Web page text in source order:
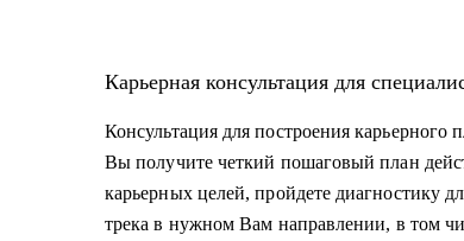
• Проведу репетицию собеседования,
маркетинга и выстроить коммуникации с
Кому могу помочь:
• Всем, кто хочет сменить карьерный трек и
• Специалистам (Junior-Middle-Senior) и
Карьерная консультация для
Консультация для построения карьерного
Вы получите четкий пошаговый план
карьерных целей, пройдете диагностику
трека в нужном Вам направлении, в том